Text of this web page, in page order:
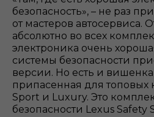
безопасность», – не раз
от мастеров автосервиса.
абсолютно во всех
электроника очень
системы безопасности
версии. Но есть и вишенка
припасенная для топовых
Sport и Luxury. Это
безопасности Lexus Safety